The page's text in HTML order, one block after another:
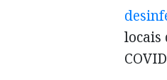
locais